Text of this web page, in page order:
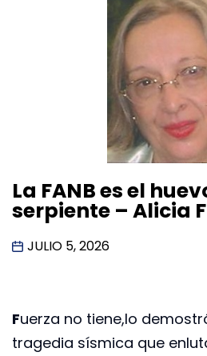
La FANB es el
serpiente – Alicia
JULIO 5, 2026
Fuerza no tiene,lo
tragedia sísmica que